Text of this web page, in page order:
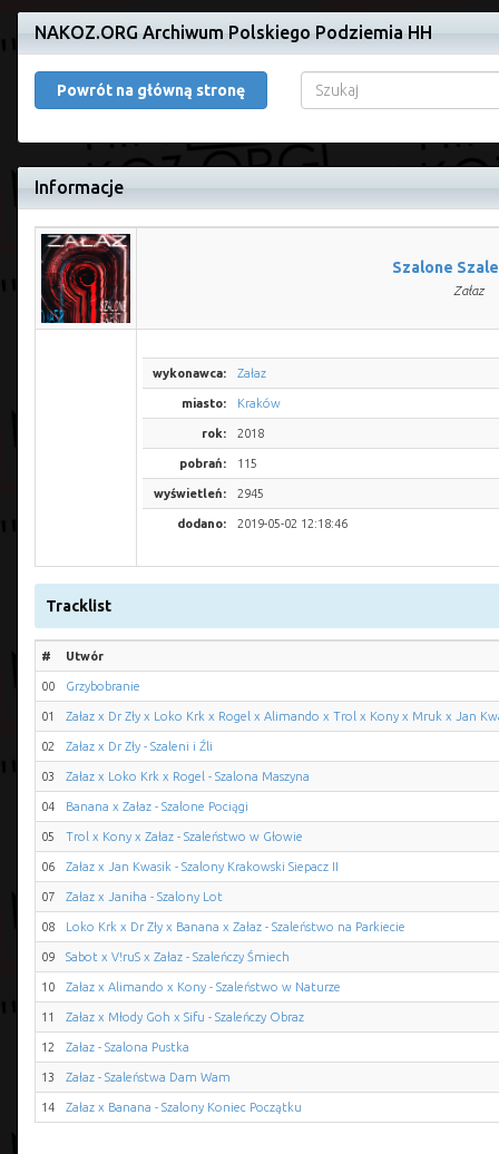
NAKOZ.ORG Archiwum Polskiego Podziemia HH
Powrót na główną stronę
Informacje
Szalone
Załaz
wykonawca: Załaz
miasto: Kraków
rok: 2018
pobrań: 115
wyświetleń: 2945
dodano: 2019-05-02 12:18:46
Tracklist
# Utwór
00 Grzybobranie
01 Załaz x Dr Zły x Loko Krk x Rogel x Alimando x Trol x Kony x Mruk x Jan
02 Załaz x Dr Zły - Szaleni i Źli
03 Załaz x Loko Krk x Rogel - Szalona Maszyna
04 Banana x Załaz - Szalone Pociągi
05 Trol x Kony x Załaz - Szaleństwo w Głowie
06 Załaz x Jan Kwasik - Szalony Krakowski Siepacz II
07 Załaz x Janiha - Szalony Lot
08 Loko Krk x Dr Zły x Banana x Załaz - Szaleństwo na Parkiecie
09 Sabot x V!ruS x Załaz - Szaleńczy Śmiech
10 Załaz x Alimando x Kony - Szaleństwo w Naturze
11 Załaz x Młody Goh x Sifu - Szaleńczy Obraz
12 Załaz - Szalona Pustka
13 Załaz - Szaleństwa Dam Wam
14 Załaz x Banana - Szalony Koniec Początku